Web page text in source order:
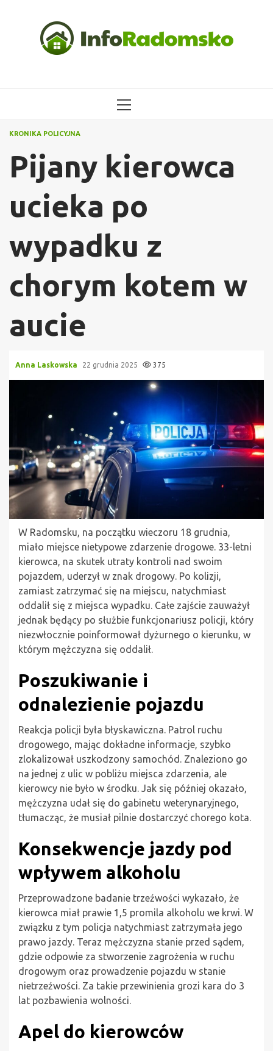
MENU
KRONIKA POLICYJNA
Pijany kierowca
ucieka po
wypadku z
chorym kotem w
aucie
Anna Laskowska 22 grudnia 2025 375
W Radomsku, na początku wieczoru 18 grudnia,
miało miejsce nietypowe zdarzenie drogowe. 33-letni
kierowca, na skutek utraty kontroli nad swoim
pojazdem, uderzył w znak drogowy. Po kolizji,
zamiast zatrzymać się na miejscu, natychmiast
oddalił się z miejsca wypadku. Całe zajście zauważył
jednak będący po służbie funkcjonariusz policji, który
niezwłocznie poinformował dyżurnego o kierunku, w
którym mężczyzna się oddalił.
Poszukiwanie i
odnalezienie pojazdu
Reakcja policji była błyskawiczna. Patrol ruchu
drogowego, mając dokładne informacje, szybko
zlokalizował uszkodzony samochód. Znaleziono go
na jednej z ulic w pobliżu miejsca zdarzenia, ale
kierowcy nie było w środku. Jak się później okazało,
mężczyzna udał się do gabinetu weterynaryjnego,
tłumacząc, że musiał pilnie dostarczyć chorego kota.
Konsekwencje jazdy pod
wpływem alkoholu
Przeprowadzone badanie trzeźwości wykazało, że
kierowca miał prawie 1,5 promila alkoholu we krwi. W
związku z tym policja natychmiast zatrzymała jego
prawo jazdy. Teraz mężczyzna stanie przed sądem,
gdzie odpowie za stworzenie zagrożenia w ruchu
drogowym oraz prowadzenie pojazdu w stanie
nietrzeźwości. Za takie przewinienia grozi kara do 3
lat pozbawienia wolności.
Apel do kierowców